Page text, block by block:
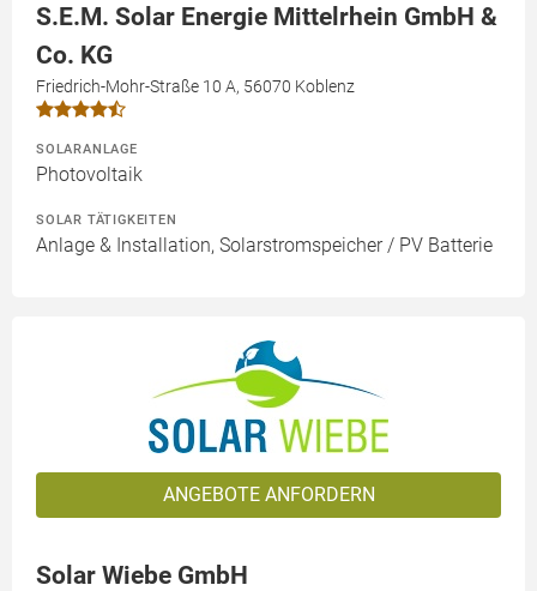
S.E.M. Solar Energie Mittelrhein GmbH &
Co. KG
Friedrich-Mohr-Straße 10 A, 56070 Koblenz
SOLARANLAGE
Photovoltaik
SOLAR TÄTIGKEITEN
Anlage & Installation, Solarstromspeicher / PV Batterie
ANGEBOTE ANFORDERN
Solar Wiebe GmbH